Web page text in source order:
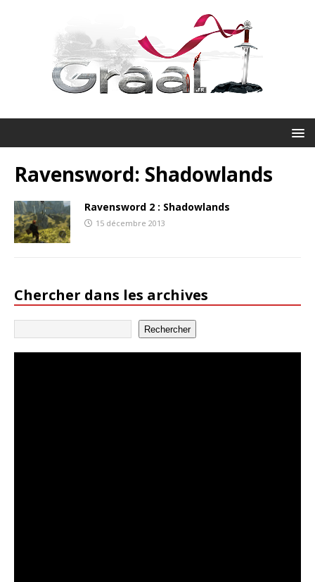
Ravensword: Shadowlands
Ravensword 2 : Shadowlands
15 décembre 2013
Chercher dans les archives
Rechercher